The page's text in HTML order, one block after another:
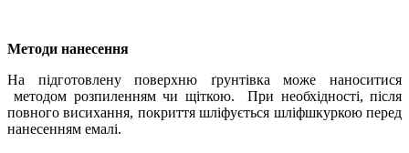
Методи нанесення
На підготовлену поверхню ґрунтівка може наноситися
методом розпиленням чи щіткою. При необхідності, після
повного висихання, покриття шліфується шліфшкуркою перед
нанесенням емалі.